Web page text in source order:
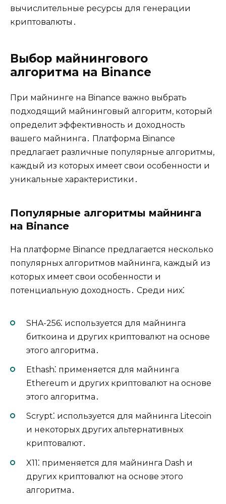
вычислительные ресурсы для генерации
криптовалюты․
Выбор майнингового
алгоритма на Binance
При майнинге на Binance важно выбрать
подходящий майнинговый алгоритм, который
определит эффективность и доходность
вашего майнинга․ Платформа Binance
предлагает различные популярные алгоритмы,
каждый из которых имеет свои особенности и
уникальные характеристики․
Популярные алгоритмы майнинга
на Binance
На платформе Binance предлагается несколько
популярных алгоритмов майнинга, каждый из
которых имеет свои особенности и
потенциальную доходность․ Среди них⁚
SHA-256⁚ используется для майнинга
биткоина и других криптовалют на основе
этого алгоритма․
Ethash⁚ применяется для майнинга
Ethereum и других криптовалют на основе
этого алгоритма․
Scrypt⁚ используется для майнинга Litecoin
и некоторых других альтернативных
криптовалют․
X11⁚ применяется для майнинга Dash и
других криптовалют на основе этого
алгоритма․